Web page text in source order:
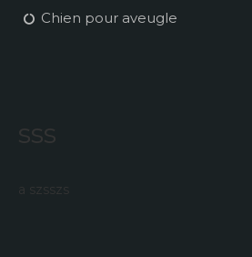
Chien pour aveugle
sss
a szsszs